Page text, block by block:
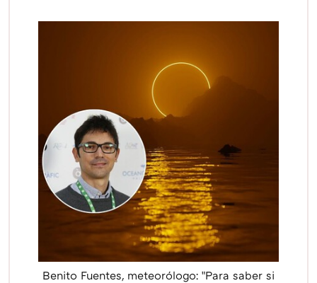
Benito Fuentes, meteorólogo: "Para saber si